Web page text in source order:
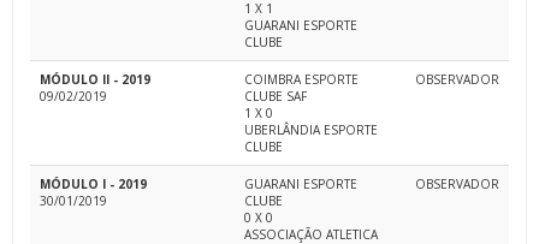
1 X 1
GUARANI ESPORTE
CLUBE
MÓDULO II - 2019
09/02/2019
COIMBRA ESPORTE
CLUBE SAF
1 X 0
UBERLÂNDIA ESPORTE
CLUBE
OBSERVADOR
MÓDULO I - 2019
30/01/2019
GUARANI ESPORTE
CLUBE
0 X 0
ASSOCIAÇÃO ATLETICA
OBSERVADOR